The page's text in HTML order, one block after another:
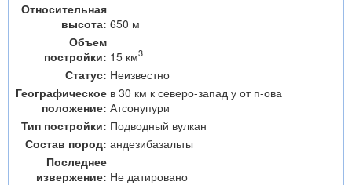
Относительная
высота: 650 м
Объем
постройки: 15 км3
Статус: Неизвестно
Географическое
положение:
в 30 км к северо-запад у от п-ова
Атсонупури
Тип постройки: Подводный вулкан
Состав пород: андезибазальты
Последнее
извержение: Не датировано